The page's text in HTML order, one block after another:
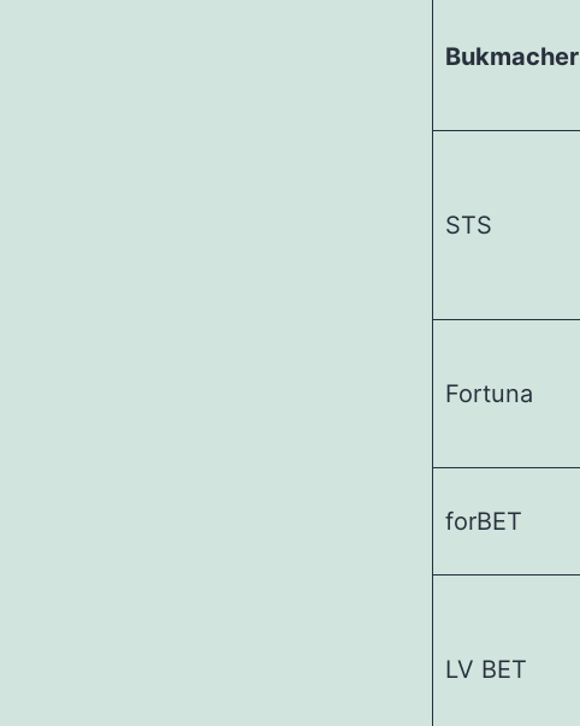
Bukmacher
STS
Fortuna
forBET
LV BET